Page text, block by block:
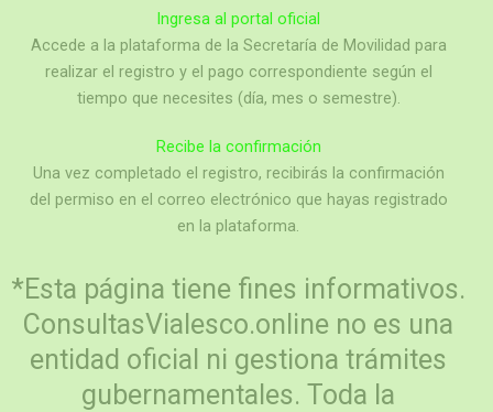
Ingresa al portal oficial
Accede a la plataforma de la Secretaría de Movilidad para
realizar el registro y el pago correspondiente según el
tiempo que necesites (día, mes o semestre).
Recibe la confirmación
Una vez completado el registro, recibirás la confirmación
del permiso en el correo electrónico que hayas registrado
en la plataforma.
*Esta página tiene fines informativos.
ConsultasVialesco.online no es una
entidad oficial ni gestiona trámites
gubernamentales. Toda la